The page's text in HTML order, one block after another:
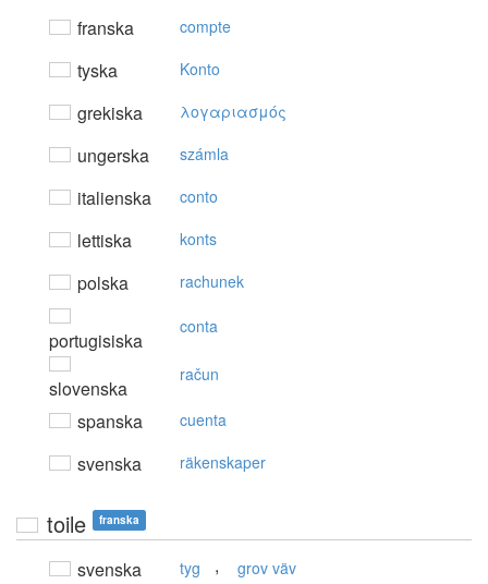
franska compte
tyska Konto
grekiska λoγαριασμός
ungerska számla
italienska conto
lettiska konts
polska rachunek
portugisiska
conta
slovenska
račun
spanska cuenta
svenska räkenskaper
toile franska
svenska tyg , grov väv